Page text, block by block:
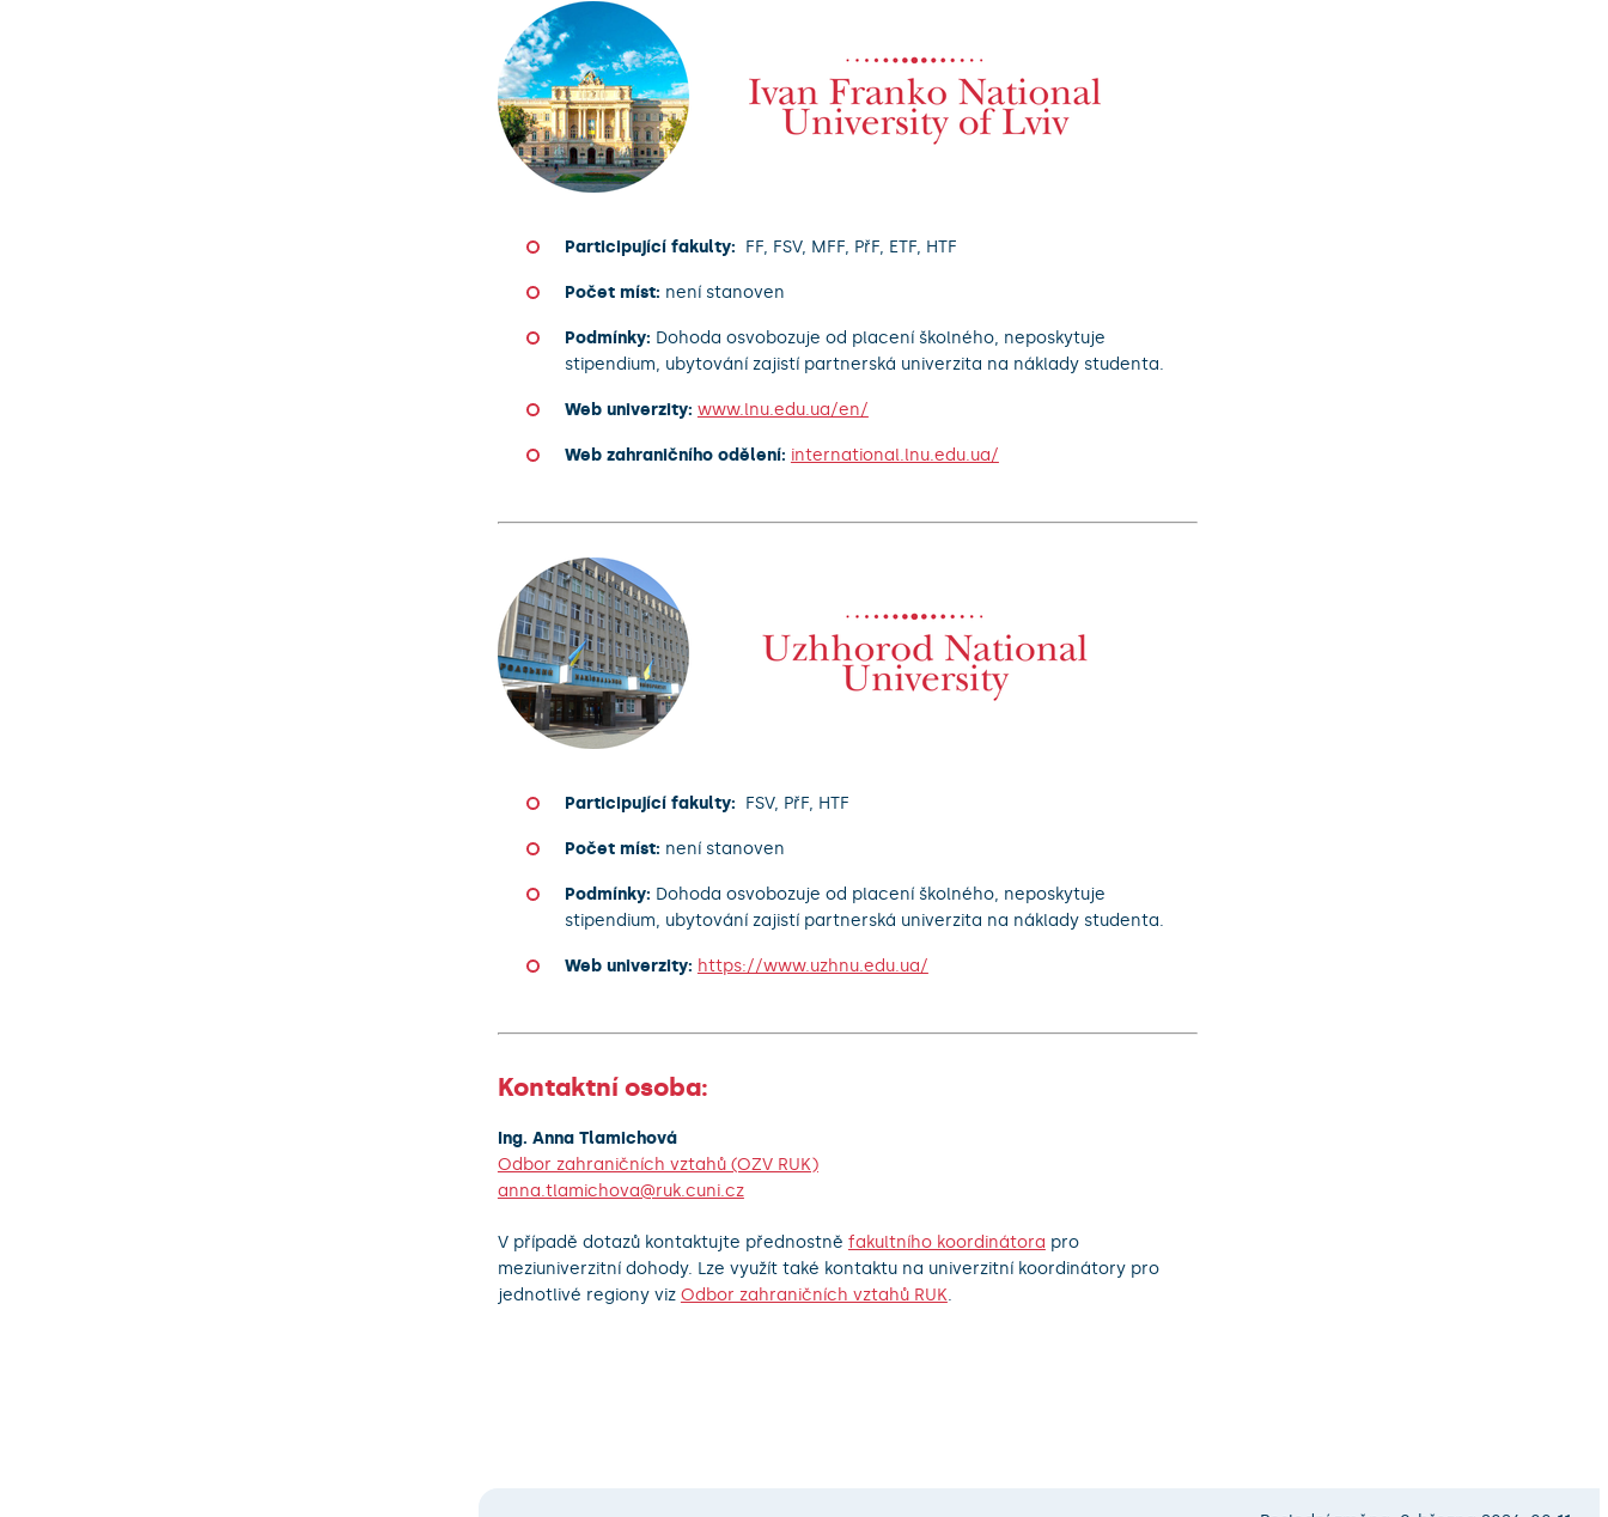
Participující fakulty: FF, FSV, MFF, PřF, ETF, HTF
Počet míst: není stanoven
Podmínky: Dohoda osvobozuje od placení školného, neposkytuje
stipendium, ubytování zajistí partnerská univerzita na náklady studenta.
Web univerzity: www.lnu.edu.ua/en/
Web zahraničního odělení: international.lnu.edu.ua/
Participující fakulty: FSV, PřF, HTF
Počet míst: není stanoven
Podmínky: Dohoda osvobozuje od placení školného, neposkytuje
stipendium, ubytování zajistí partnerská univerzita na náklady studenta.
Web univerzity: https://www.uzhnu.edu.ua/
Kontaktní osoba:
Ing. Anna Tlamichová
Odbor zahraničních vztahů (OZV RUK)
anna.tlamichova@ruk.cuni.cz
V případě dotazů kontaktujte přednostně fakultního koordinátora pro
meziuniverzitní dohody. Lze využít také kontaktu na univerzitní koordinátory pro
jednotlivé regiony viz Odbor zahraničních vztahů RUK.